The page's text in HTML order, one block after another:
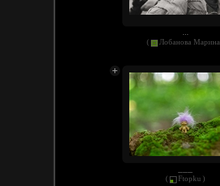
...
( Лобанова Марина
( Ftopku )